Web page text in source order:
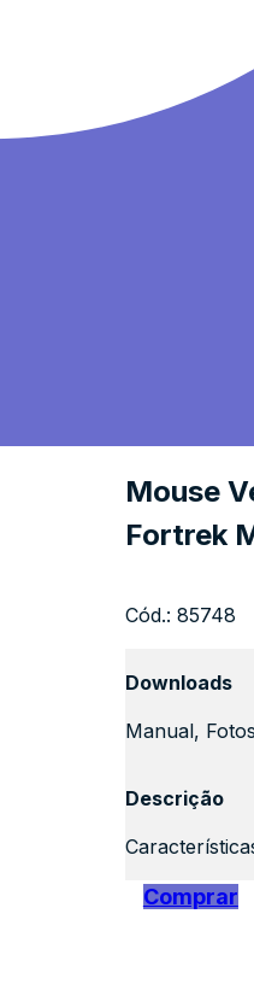
Mouse
Fortrek
Cód.: 85748
Downloads
Manual,
Descrição
Comprar